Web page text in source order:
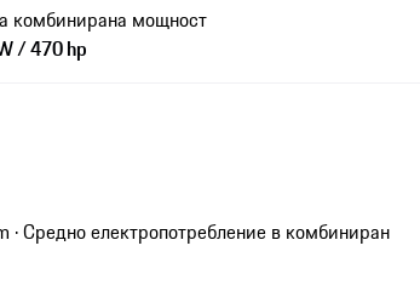
комбинирана мощност
/ 470 hp
Средно електропотребление в комбиниран